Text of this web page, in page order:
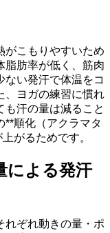
がこもりやすいため
脂肪率が低く、筋肉
ない発汗で体温をコ
、ヨガの練習に慣れ
も汗の量は減ること
**順化（アクラマタ
がるためです。
による発汗
れぞれ動きの量・ポ